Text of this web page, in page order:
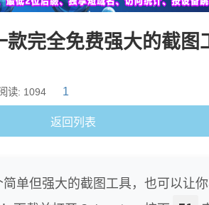
款完全免费强大的截图
读: 1094
1
返回列表
单但强大的截图工具，也可以让